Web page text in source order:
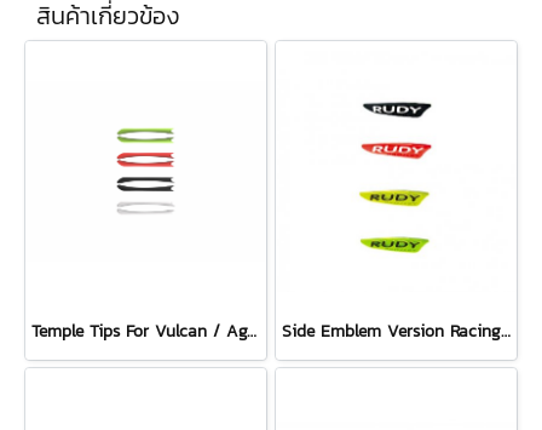
สินค้าเกี่ยวข้อง
Temple Tips For Vulcan / Agon / Impulse / Intuition Side Emblem Version Racing Pro For Agon